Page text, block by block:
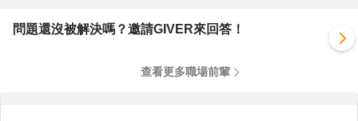
問題還沒被解決嗎？邀請GIVER來回答！
查看更多職場前輩